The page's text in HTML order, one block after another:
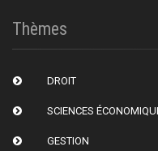
Thèmes
DROIT
SCIENCES
GESTION